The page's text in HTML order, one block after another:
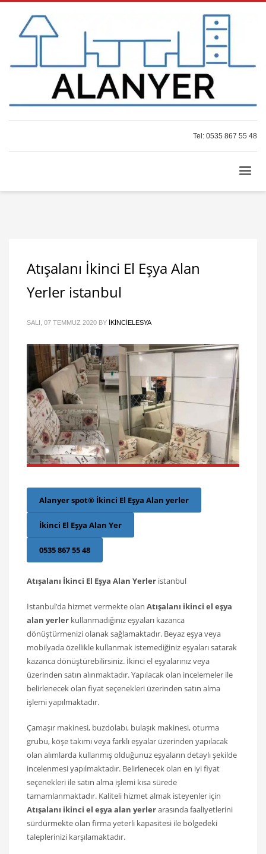
Tel: 0535 867 55 48
Atışalanı İkinci El Eşya Alan
Yerler istanbul
SALI, 07 TEMMUZ 2020 BY IKINCIELESYA
Alanyer spot® İkinci El Eşya Alan yerler
İkinci El Eşya Alan Yer
0535 867 55 48
Atışalanı İkinci El Eşya Alan Yerler istanbul
İstanbul’da hizmet vermekte olan Atışalanı ikinci el eşya
alan yerler kullanmadığınız eşyaları kazanca
dönüştürmenizi olanak sağlamaktadır. Beyaz eşya veya
mobilyada özellikle kullanmak istemediğiniz eşyaları satarak
kazanca dönüştürebilirsiniz. İkinci el eşyalarınız veya
üzerinden satın alınmaktadır. Yapılacak olan incelemeler ile
belirlenecek olan fiyat seçenekleri üzerinden satın alma
işlemi yapılmaktadır.
Çamaşır makinesi, buzdolabı, bulaşık makinesi, oturma
grubu, köşe takımı veya farklı eşyalar üzerinden yapılacak
olan alımlarda kullanmış olduğunuz eşyaların detaylı şekilde
incelenmesi yapılmaktadır. Belirlenecek olan en iyi fiyat
seçenekleri ile satın alma işlemi kısa sürede
tamamlanmaktadır. Kaliteli hizmet almak isteyenler için
Atışalanı ikinci el eşya alan yerlerarasında faaliyetlerini
sürdürmekte olan firma yeterli kapasitesi ile bölgedeki
taleplerinizi karşılamaktadır.